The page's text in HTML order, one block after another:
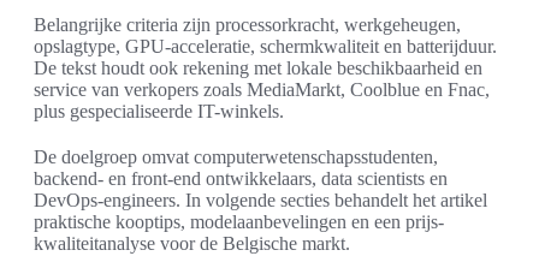
Belangrijke criteria zijn processorkracht, werkgeheugen,
opslagtype, GPU-acceleratie, schermkwaliteit en batterijduur.
De tekst houdt ook rekening met lokale beschikbaarheid en
service van verkopers zoals MediaMarkt, Coolblue en Fnac,
plus gespecialiseerde IT-winkels.
De doelgroep omvat computerwetenschapsstudenten,
backend- en front-end ontwikkelaars, data scientists en
DevOps-engineers. In volgende secties behandelt het artikel
praktische kooptips, modelaanbevelingen en een prijs-
kwaliteitanalyse voor de Belgische markt.